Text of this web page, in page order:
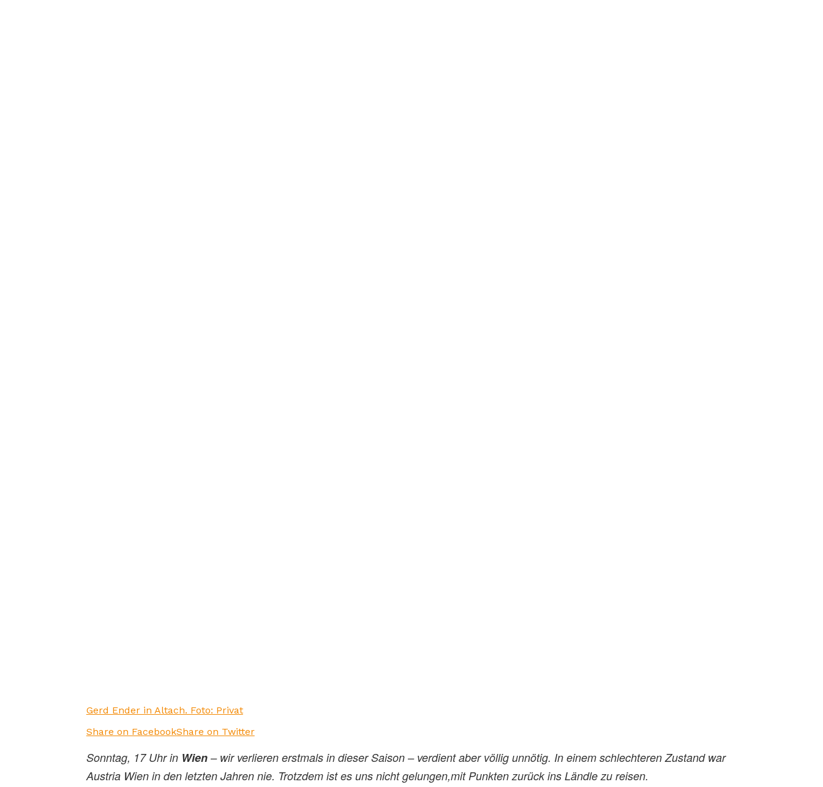
Gerd Ender in Altach. Foto: Privat
Share on FacebookShare on Twitter
Sonntag, 17 Uhr in Wien– wir verlieren erstmals in dieser Saison – verdient aber völlig unnötig. In einem schlechteren Zustand war
Austria Wien in den letzten Jahren nie. Trotzdem ist es uns nicht gelungen,mit Punkten zurück ins Ländle zu reisen.